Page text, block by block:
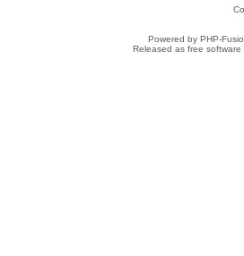
Powered by PHP-
Released as free